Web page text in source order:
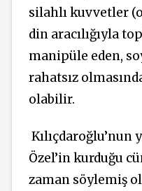
silahlı kuvvetler
din aracılığıyla
manipüle eden,
rahatsız
olabilir.
Kılıçdaroğlu’nun
Özel’in kurduğu
zaman söylemiş